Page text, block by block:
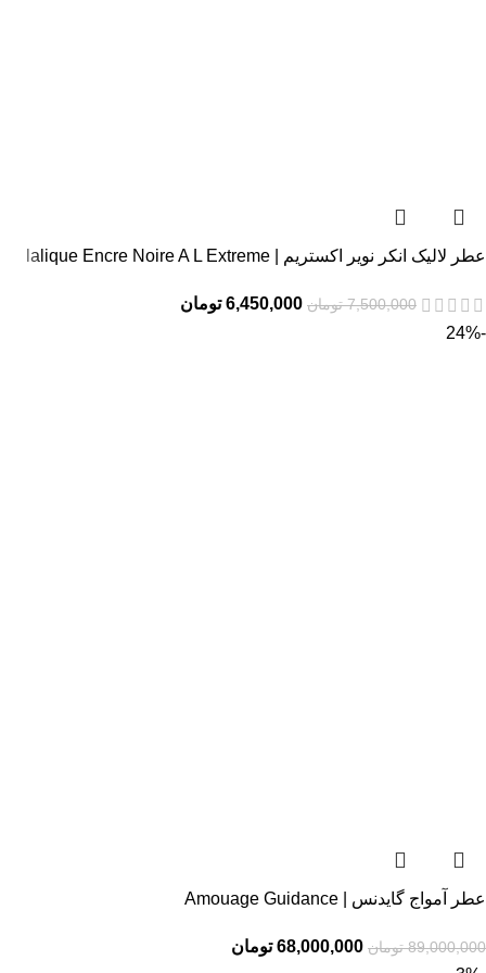
عطر لالیک انکر نویر اکستریم | lalique Encre Noire A L Extreme
7,500,000 تومان 6,450,000 تومان
-24%
عطر آمواج گایدنس | Amouage Guidance
89,000,000 تومان 68,000,000 تومان